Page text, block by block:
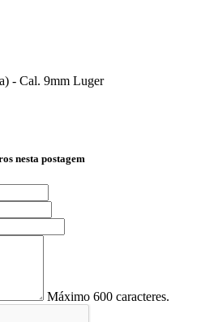
nesta postagem
Máximo 600 caracteres.